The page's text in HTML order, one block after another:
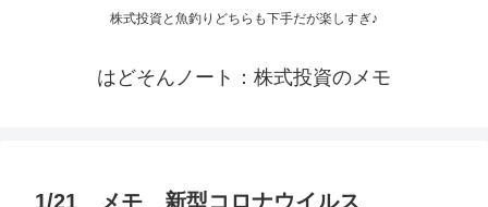
株式投資と魚釣りどちらも下手だが楽しすぎ♪
はどそんノート：株式投資のメモ
1/21 メモ 新型コロナウイルス